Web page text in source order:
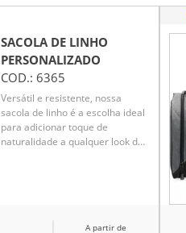
SACOLA DE LINHO
PERSONALIZADO
COD.: 6365
Versátil e resistente, nossa
sacola de linho é a escolha ideal
para adicionar toque de
naturalidade a qualquer look do
na praia. Um item indispensável
A partir de